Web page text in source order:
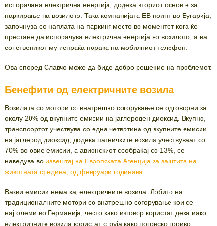
испорачана електрична енергија, додека вториот основ е за
паркирање на возилото. Така компанијата ЕВ поинт во Бугарија,
започнува со наплата на паркинг место во моментот кога ќе
престане да испорачува електрична енергија во возилото, а на
сопственикот му испраќа порака на мобилниот телефон.
Ова според Славчо може да биде добро решение на проблемот.
Бенефити од електричните возила
Возилата со мотори со внатрешно согорување се одговорни за
околу 20% од вкупните емисии на јаглероден диоксид. Вкупно,
транспоортот учествува со една четвртина од вкупните емисии
на јаглерод диоксид, додека патничките возила учествуваат со
70% во овие емисии, а авионскиот сообраќај со 13%, се
наведува во извештај на Европската Агенција за заштита на
животната средина, од февруари годинава
Вакви емисии нема кај електричните возила. Лобито на
традиционалните мотори со внатрешно согорување кои се
најголеми во Германија, често како изговор користат дека иако
електричните возила користат струја како погонско гориво,